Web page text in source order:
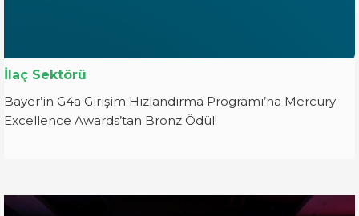
İlaç Sektörü
Bayer’in G4a Girişim Hızlandırma Programı’na Mercury
Excellence Awards’tan Bronz Ödül!